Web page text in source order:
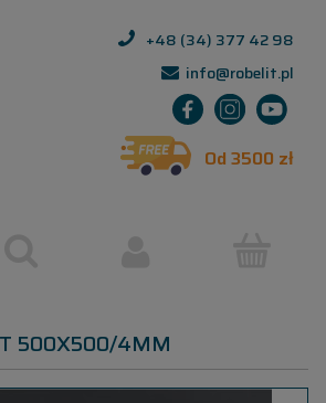
+48 (34) 377 42 98
info@robelit.pl
Od 3500 zł
500X500/4MM